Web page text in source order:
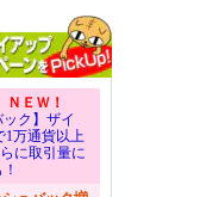
ＮＥＷ！
ック】ザイ
万通貨以上
に取引量に